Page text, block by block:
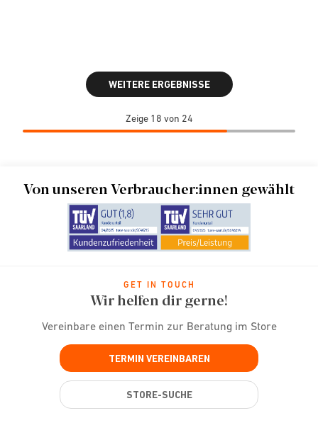
WEITERE ERGEBNISSE
Zeige 18 von 24
Von unseren Verbraucher:innen gewählt
GET IN TOUCH
Wir helfen dir gerne!
Vereinbare einen Termin zur Beratung im Store
TERMIN VEREINBAREN
STORE-SUCHE